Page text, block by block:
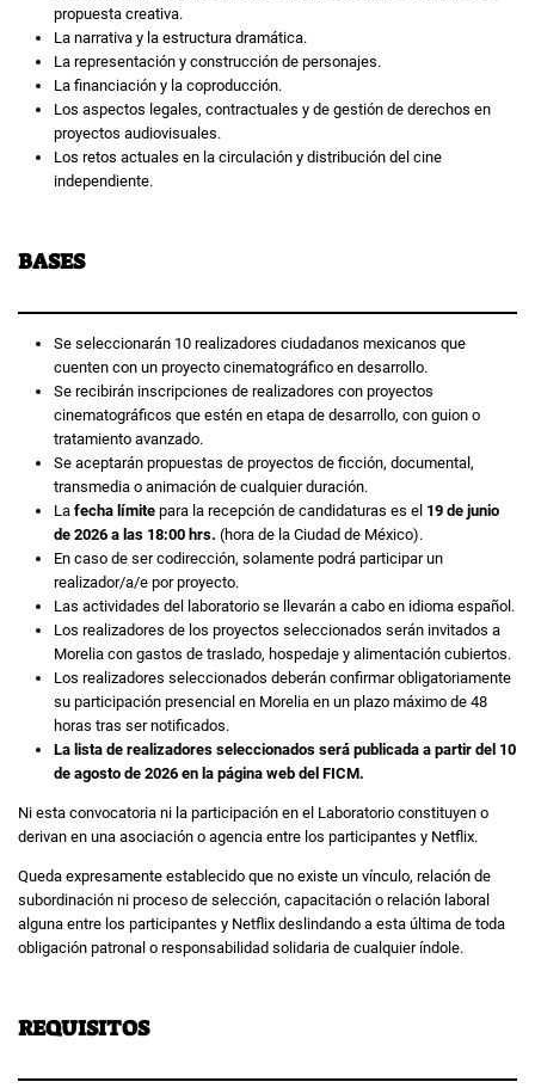
propuesta creativa.
La narrativa y la estructura dramática.
La representación y construcción de personajes.
La financiación y la coproducción.
Los aspectos legales, contractuales y de gestión de derechos en
proyectos audiovisuales.
Los retos actuales en la circulación y distribución del cine
independiente.
BASES
Se seleccionarán 10 realizadores ciudadanos mexicanos que
cuenten con un proyecto cinematográfico en desarrollo.
Se recibirán inscripciones de realizadores con proyectos
cinematográficos que estén en etapa de desarrollo, con guion o
tratamiento avanzado.
Se aceptarán propuestas de proyectos de ficción, documental,
transmedia o animación de cualquier duración.
La fecha límite para la recepción de candidaturas es el 19 de junio
de 2026 a las 18:00 hrs. (hora de la Ciudad de México).
En caso de ser codirección, solamente podrá participar un
realizador/a/e por proyecto.
Las actividades del laboratorio se llevarán a cabo en idioma español.
Los realizadores de los proyectos seleccionados serán invitados a
Morelia con gastos de traslado, hospedaje y alimentación cubiertos.
Los realizadores seleccionados deberán confirmar obligatoriamente
su participación presencial en Morelia en un plazo máximo de 48
horas tras ser notificados.
La lista de realizadores seleccionados será́ publicada a partir del 10
de agosto de 2026 en la página web del FICM.
Ni esta convocatoria ni la participación en el Laboratorio constituyen o
derivan en una asociación o agencia entre los participantes y Netflix.
Queda expresamente establecido que no existe un vínculo, relación de
subordinación ni proceso de selección, capacitación o relación laboral
alguna entre los participantes y Netflix deslindando a esta última de toda
obligación patronal o responsabilidad solidaria de cualquier índole.
REQUISITOS